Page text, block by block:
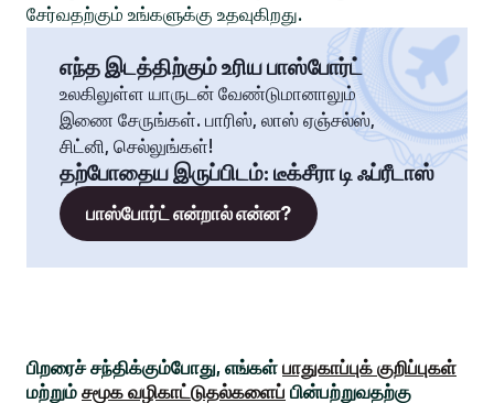
சேர்வதற்கும் உங்களுக்கு உதவுகிறது.
எந்த இடத்திற்கும் உரிய பாஸ்போர்ட்
உலகிலுள்ள யாருடன் வேண்டுமானாலும்
இணை சேருங்கள். பாரிஸ், லாஸ் ஏஞ்சல்ஸ்,
சிட்னி, செல்லுங்கள்!
தற்போதைய இருப்பிடம்: டீக்சீரா டி ஃப்ரீடாஸ்
பாஸ்போர்ட் என்றால் என்ன?
பிறரைச் சந்திக்கும்போது, எங்கள் பாதுகாப்புக் குறிப்புகள்
மற்றும் சமூக வழிகாட்டுதல்களைப் பின்பற்றுவதற்கு